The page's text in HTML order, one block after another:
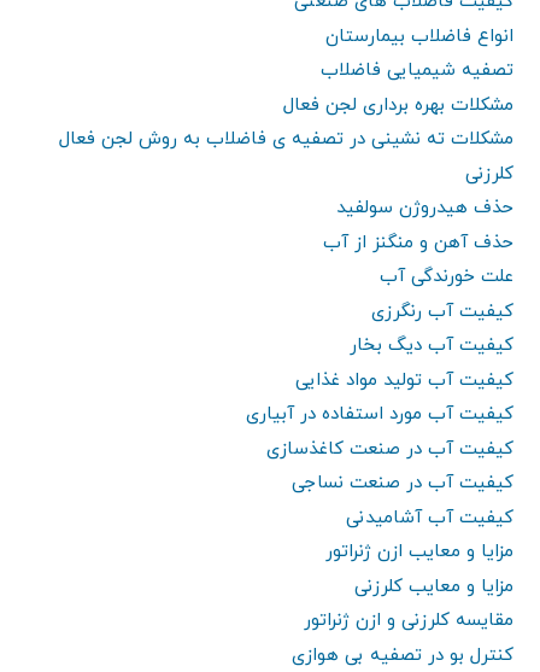
انواع فاضلاب بیمارستان
تصفیه شیمیایی فاضلاب
مشکلات بهره برداری لجن فعال
مشکلات ته نشینی در تصفیه ی فاضلاب به روش لجن فعال
کلرزنی
حذف هیدروژن سولفید
حذف آهن و منگنز از آب
علت خورندگی آب
کیفیت آب رنگرزی
کیفیت آب دیگ بخار
کیفیت آب تولید مواد غذایی
کیفیت آب مورد استفاده در آبیاری
کیفیت آب در صنعت کاغذسازی
کیفیت آب در صنعت نساجی
کیفیت آب آشامیدنی
مزایا و معایب ازن ژنراتور
مزایا و معایب کلرزنی
مقایسه کلرزنی و ازن ژنراتور
کنترل بو در تصفیه بی هوازی